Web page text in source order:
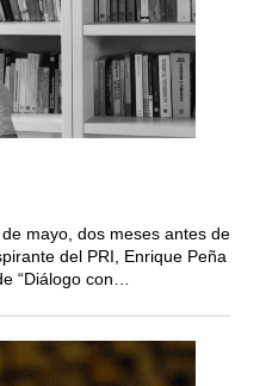
mayo, dos meses antes de
del PRI, Enrique Peña
“Diálogo con…